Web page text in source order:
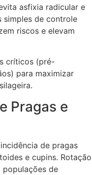
asfixia radicular e
simples de controle
riscos e elevam
críticos (pré-
para maximizar
Pragas e
de pragas
e cupins. Rotação
populações de